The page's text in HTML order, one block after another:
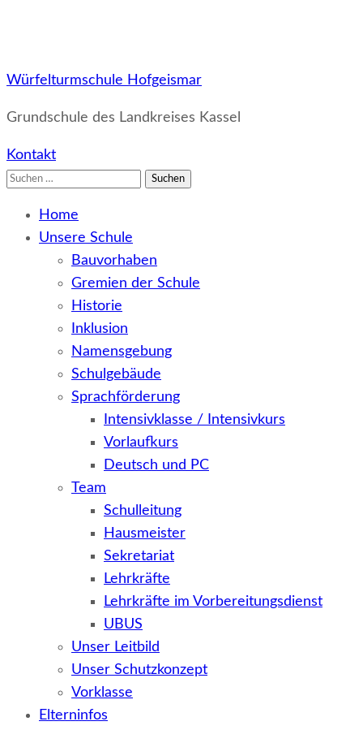
Würfelturmschule Hofgeismar
Grundschule des Landkreises Kassel
Kontakt
Suchen
Home
Unsere Schule
Bauvorhaben
Gremien der Schule
Historie
Inklusion
Namensgebung
Schulgebäude
Sprachförderung
Intensivklasse / Intensivkurs
Vorlaufkurs
Deutsch und PC
Team
Schulleitung
Hausmeister
Sekretariat
Lehrkräfte
Lehrkräfte im Vorbereitungsdienst
UBUS
Unser Leitbild
Unser Schutzkonzept
Vorklasse
Elterninfos